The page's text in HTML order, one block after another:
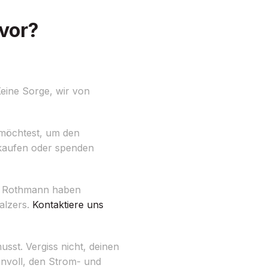
Sorge, wir von
um den
oder spenden
haben
Kontaktiere uns
Vergiss nicht, deinen
den Strom- und